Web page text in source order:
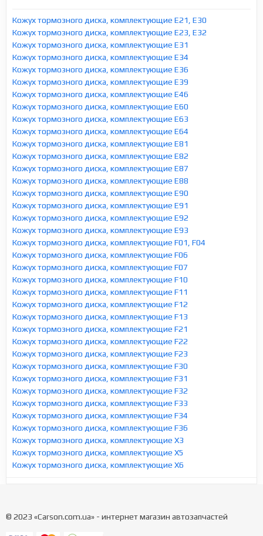
Кожух тормозного диска, комплектующие E21, E30
Кожух тормозного диска, комплектующие E23, E32
Кожух тормозного диска, комплектующие E31
Кожух тормозного диска, комплектующие E34
Кожух тормозного диска, комплектующие E36
Кожух тормозного диска, комплектующие E39
Кожух тормозного диска, комплектующие E46
Кожух тормозного диска, комплектующие E60
Кожух тормозного диска, комплектующие E63
Кожух тормозного диска, комплектующие E64
Кожух тормозного диска, комплектующие E81
Кожух тормозного диска, комплектующие E82
Кожух тормозного диска, комплектующие E87
Кожух тормозного диска, комплектующие E88
Кожух тормозного диска, комплектующие E90
Кожух тормозного диска, комплектующие E91
Кожух тормозного диска, комплектующие E92
Кожух тормозного диска, комплектующие E93
Кожух тормозного диска, комплектующие F01, F04
Кожух тормозного диска, комплектующие F06
Кожух тормозного диска, комплектующие F07
Кожух тормозного диска, комплектующие F10
Кожух тормозного диска, комплектующие F11
Кожух тормозного диска, комплектующие F12
Кожух тормозного диска, комплектующие F13
Кожух тормозного диска, комплектующие F21
Кожух тормозного диска, комплектующие F22
Кожух тормозного диска, комплектующие F23
Кожух тормозного диска, комплектующие F30
Кожух тормозного диска, комплектующие F31
Кожух тормозного диска, комплектующие F32
Кожух тормозного диска, комплектующие F33
Кожух тормозного диска, комплектующие F34
Кожух тормозного диска, комплектующие F36
Кожух тормозного диска, комплектующие X3
Кожух тормозного диска, комплектующие X5
Кожух тормозного диска, комплектующие X6
© 2023 «Carson.com.ua» - интернет магазин автозапчастей